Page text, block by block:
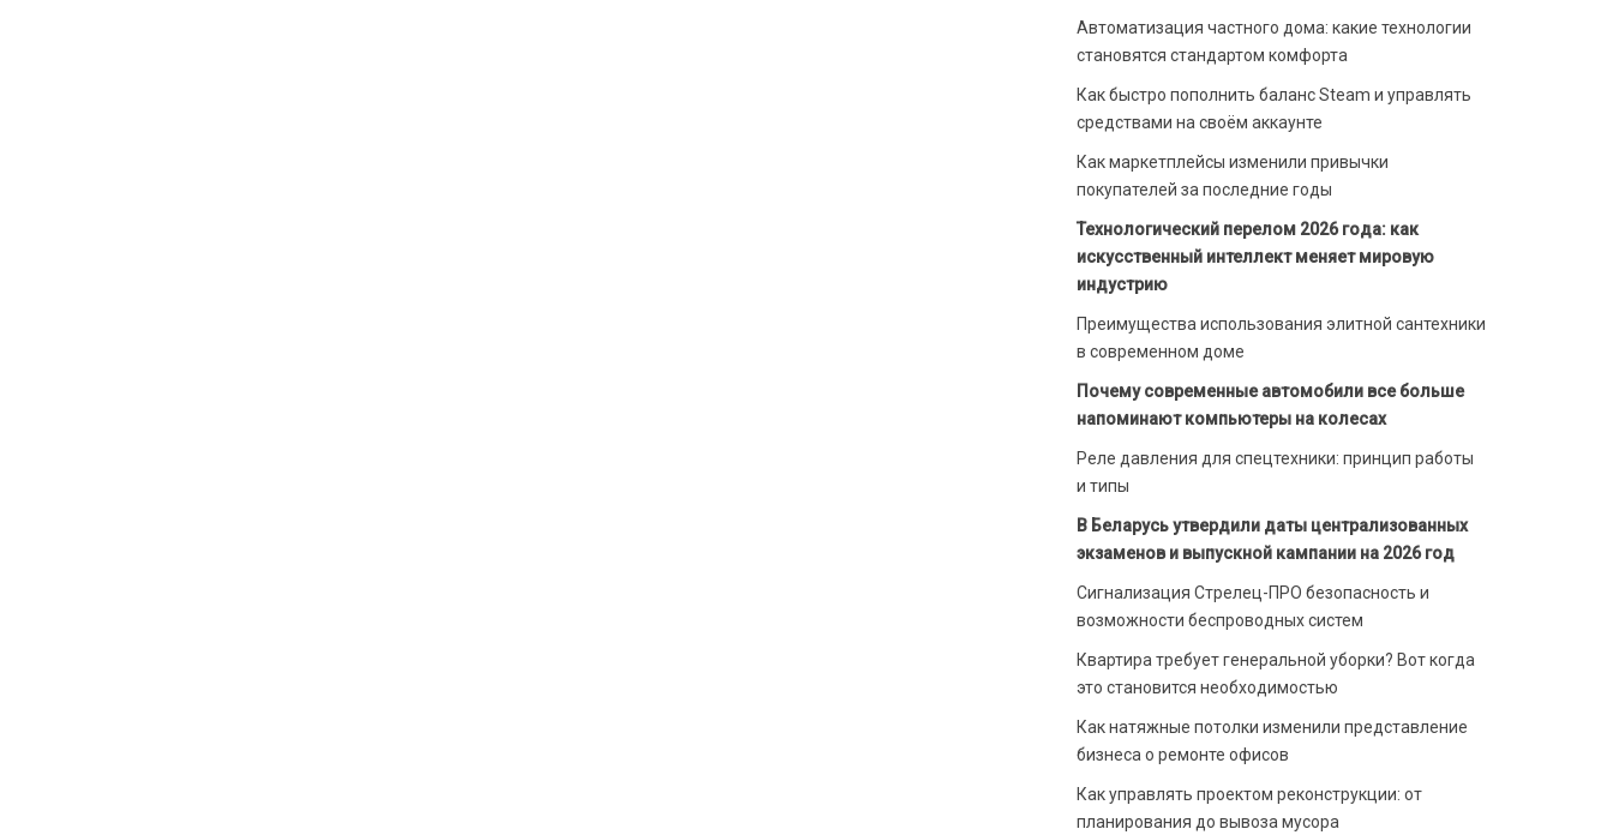
Автоматизация частного дома: какие технологии
становятся стандартом комфорта
Как быстро пополнить баланс Steam и управлять
средствами на своём аккаунте
Как маркетплейсы изменили привычки
покупателей за последние годы
Технологический перелом 2026 года: как
искусственный интеллект меняет мировую
индустрию
Преимущества использования элитной сантехники
в современном доме
Почему современные автомобили все больше
напоминают компьютеры на колесах
Реле давления для спецтехники: принцип работы
и типы
В Беларусь утвердили даты централизованных
экзаменов и выпускной кампании на 2026 год
Сигнализация Стрелец-ПРО безопасность и
возможности беспроводных систем
Квартира требует генеральной уборки? Вот когда
это становится необходимостью
Как натяжные потолки изменили представление
бизнеса о ремонте офисов
Как управлять проектом реконструкции: от
планирования до вывоза мусора